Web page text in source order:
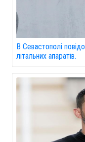
В Севастополі
літальних апаратів.